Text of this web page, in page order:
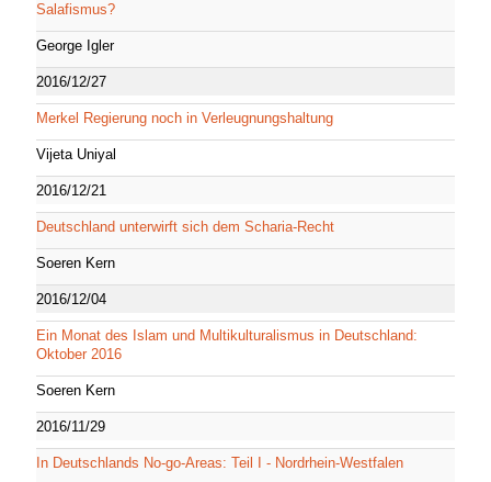
Salafismus?
George Igler
2016/12/27
Merkel Regierung noch in Verleugnungshaltung
Vijeta Uniyal
2016/12/21
Deutschland unterwirft sich dem Scharia-Recht
Soeren Kern
2016/12/04
Ein Monat des Islam und Multikulturalismus in Deutschland:
Oktober 2016
Soeren Kern
2016/11/29
In Deutschlands No-go-Areas: Teil I - Nordrhein-Westfalen